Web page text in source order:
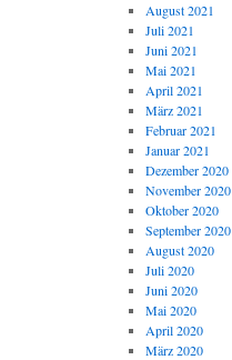
August 2021
Juli 2021
Juni 2021
Mai 2021
April 2021
März 2021
Februar 2021
Januar 2021
Dezember 2020
November 2020
Oktober 2020
September 2020
August 2020
Juli 2020
Juni 2020
Mai 2020
April 2020
März 2020